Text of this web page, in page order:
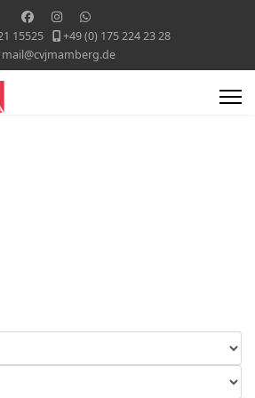
15525
+49 (0) 175 224 23 28
mail@cvjmamberg.de